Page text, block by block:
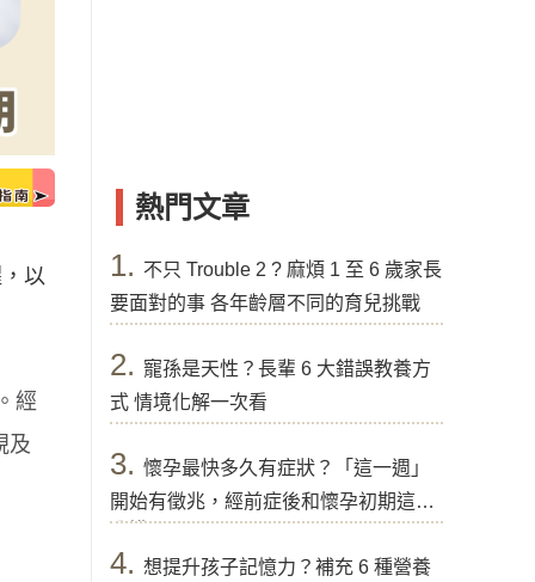
以
經
及
熱門文章
1. 不只 Trouble 2 ? 麻煩 1 至 6 歲家長
要面對的事 各年齡層不同的育兒挑戰
2. 寵孫是天性？長輩 6 大錯誤教養方
式 情境化解一次看
3. 懷孕最快多久有症狀？「這一週」
開始有徵兆，經前症後和懷孕初期這樣
分辨
4. 想提升孩子記憶力？補充 6 種營養